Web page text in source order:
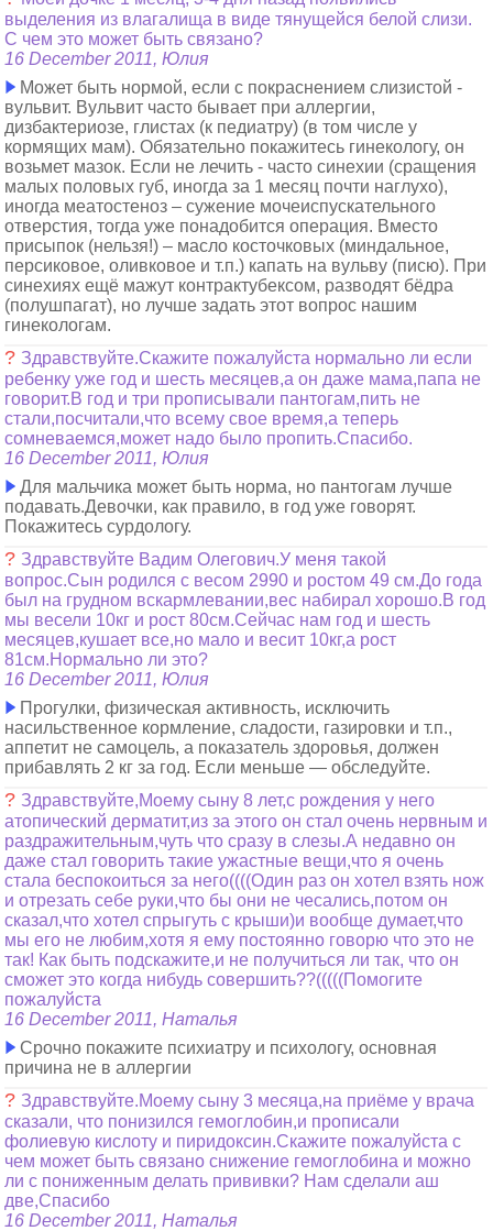
выделения из влагалища в виде тянущейся белой слизи.
С чем это может быть связано?
16 December 2011, Юлия
Может быть нормой, если с покраснением слизистой -
вульвит. Вульвит часто бывает при аллергии,
дизбактериозе, глистах (к педиатру) (в том числе у
кормящих мам). Обязательно покажитесь гинекологу, он
возьмет мазок. Если не лечить - часто синехии (сращения
малых половых губ, иногда за 1 месяц почти наглухо),
иногда меатостеноз – сужение мочеиспускательного
отверстия, тогда уже понадобится операция. Вместо
присыпок (нельзя!) – масло косточковых (миндальное,
персиковое, оливковое и т.п.) капать на вульву (писю). При
синехиях ещё мажут контрактубексом, разводят бёдра
(полушпагат), но лучше задать этот вопрос нашим
гинекологам.
? Здравствуйте.Скажите пожалуйста нормально ли если
ребенку уже год и шесть месяцев,а он даже мама,папа не
говорит.В год и три прописывали пантогам,пить не
стали,посчитали,что всему свое время,а теперь
сомневаемся,может надо было пропить.Спасибо.
16 December 2011, Юлия
Для мальчика может быть норма, но пантогам лучше
подавать.Девочки, как правило, в год уже говорят.
Покажитесь сурдологу.
? Здравствуйте Вадим Олегович.У меня такой
вопрос.Сын родился с весом 2990 и ростом 49 см.До года
был на грудном вскармлевании,вес набирал хорошо.В год
мы весели 10кг и рост 80см.Сейчас нам год и шесть
месяцев,кушает все,но мало и весит 10кг,а рост
81см.Нормально ли это?
16 December 2011, Юлия
Прогулки, физическая активность, исключить
насильственное кормление, сладости, газировки и т.п.,
аппетит не самоцель, а показатель здоровья, должен
прибавлять 2 кг за год. Если меньше — обследуйте.
? Здравствуйте,Моему сыну 8 лет,с рождения у него
атопический дерматит,из за этого он стал очень нервным и
раздражительным,чуть что сразу в слезы.А недавно он
даже стал говорить такие ужастные вещи,что я очень
стала беспокоиться за него((((Один раз он хотел взять нож
и отрезать себе руки,что бы они не чесались,потом он
сказал,что хотел спрыгуть с крыши)и вообще думает,что
мы его не любим,хотя я ему постоянно говорю что это не
так! Как быть подскажите,и не получиться ли так, что он
сможет это когда нибудь совершить??(((((Помогите
пожалуйста
16 December 2011, Наталья
Срочно покажите психиатру и психологу, основная
причина не в аллергии
? Здравствуйте.Моему сыну 3 месяца,на приёме у врача
сказали, что понизился гемоглобин,и прописали
фолиевую кислоту и пиридоксин.Скажите пожалуйста с
чем может быть связано снижение гемоглобина и можно
ли с пониженным делать прививки? Нам сделали аш
две,Спасибо
16 December 2011, Наталья